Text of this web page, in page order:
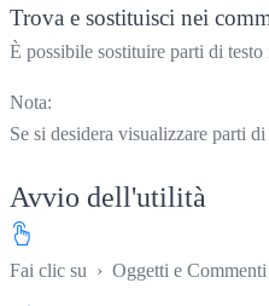
Trova e sostituisci nei
È possibile sostituire parti di
Nota:
Se si desidera visualizzare parti
Avvio dell'utilità
Fai clic su › Oggetti e Commenti